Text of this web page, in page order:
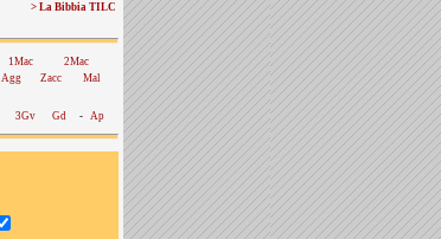
> La Bibbia TILC
1Mac
2Mac
Agg Zacc Mal
3Gv Gd - Ap